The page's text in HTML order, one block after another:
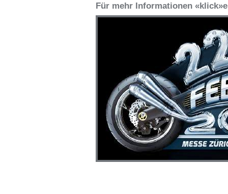
Für mehr Informationen